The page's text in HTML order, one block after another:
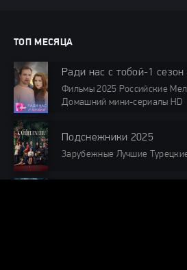
ТОП МЕСЯЦА
Ради нас с тобой-1 сезон
Фильмы 2025 Российские Мелодрамы 2025
Домашний мини-сериалы HD
Подснежники 2025